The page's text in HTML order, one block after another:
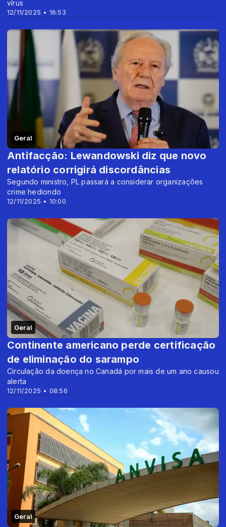
12/11/2025 • 16:53
vírus
Geral
12/11/2025 • 10:00
Antifacção: Lewandowski diz que novo
relatório corrigirá discordâncias
Segundo ministro, PL passará a considerar organizações
crime hediondo
Geral
12/11/2025 • 08:56
Continente americano perde certificação
de eliminação do sarampo
Circulação da doença no Canadá por mais de um ano causou
alerta
Geral